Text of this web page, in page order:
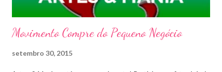
Movimento Compre do Pequeno Negócio
setembro 30, 2015